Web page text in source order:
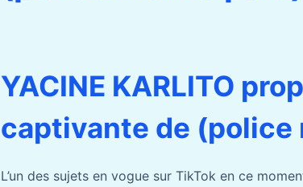
YACINE KARLITO
captivante de (police
L’un des sujets en vogue sur TikTok en ce